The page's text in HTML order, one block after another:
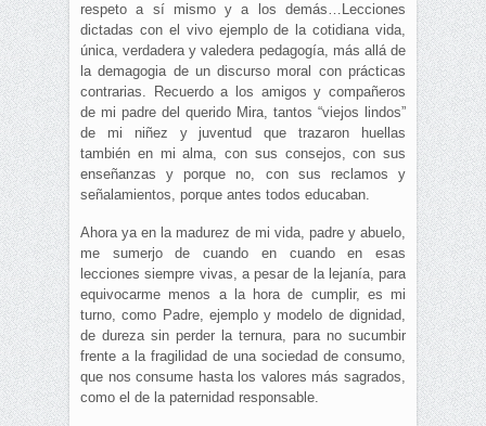
respeto a sí mismo y a los demás…Lecciones
dictadas con el vivo ejemplo de la cotidiana vida,
única, verdadera y valedera pedagogía, más allá de
la demagogia de un discurso moral con prácticas
contrarias. Recuerdo a los amigos y compañeros
de mi padre del querido Mira, tantos “viejos lindos”
de mi niñez y juventud que trazaron huellas
también en mi alma, con sus consejos, con sus
enseñanzas y porque no, con sus reclamos y
señalamientos, porque antes todos educaban.
Ahora ya en la madurez de mi vida, padre y abuelo,
me sumerjo de cuando en cuando en esas
lecciones siempre vivas, a pesar de la lejanía, para
equivocarme menos a la hora de cumplir, es mi
turno, como Padre, ejemplo y modelo de dignidad,
de dureza sin perder la ternura, para no sucumbir
frente a la fragilidad de una sociedad de consumo,
que nos consume hasta los valores más sagrados,
como el de la paternidad responsable.